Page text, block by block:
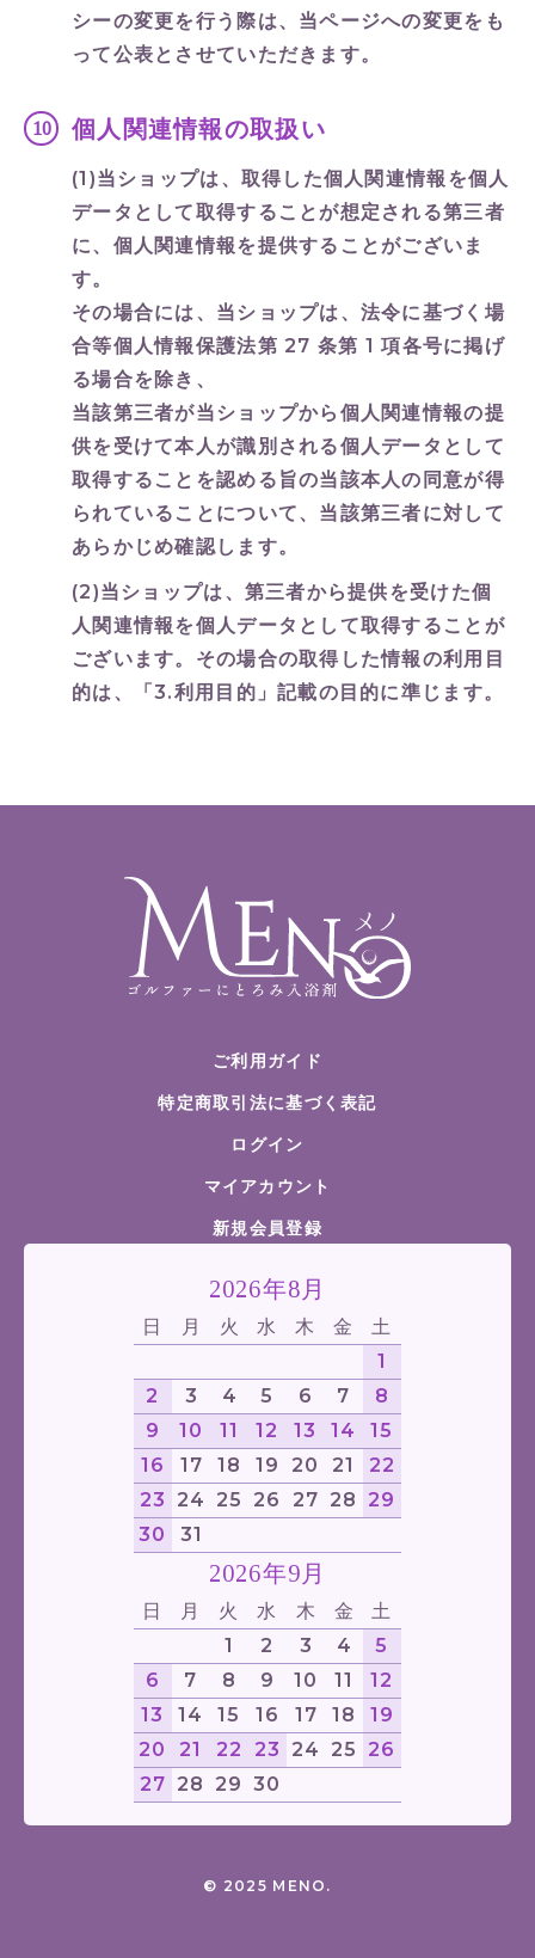
Contact Privacy policy
シーの変更を行う際は、当ページへの変更をも
って公表とさせていただきます。
個人関連情報の取扱い
(1)当ショップは、取得した個人関連情報を個人
データとして取得することが想定される第三者
に、個人関連情報を提供することがございま
す。
その場合には、当ショップは、法令に基づく場
合等個人情報保護法第 27 条第 1 項各号に掲げ
る場合を除き、
当該第三者が当ショップから個人関連情報の提
供を受けて本人が識別される個人データとして
取得することを認める旨の当該本人の同意が得
られていることについて、当該第三者に対して
あらかじめ確認します。
(2)当ショップは、第三者から提供を受けた個
人関連情報を個人データとして取得することが
ございます。その場合の取得した情報の利用目
的は、「3.利用目的」記載の目的に準じます。
ご利用ガイド
特定商取引法に基づく表記
ログイン
マイアカウント
新規会員登録
2026年8月
日 月 火 水 木 金
土
1
2
3 4 5 6 7
8
9
10 11 12 13 14
15
16
17 18 19 20 21
22
23 24 25 26 27 28 29
30
31
2026年9月
日 月 火 水 木 金
土
1
2 3 4
5
6
7 8 9 10 11
12
13
14 15 16 17 18
19
20
21 22 23 24 25 26
27 28 29 30
© 2025 MENO.